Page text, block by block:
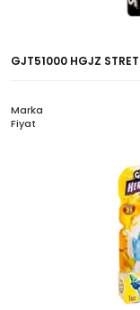
GJT51000 HGJZ
Marka
Fiyat